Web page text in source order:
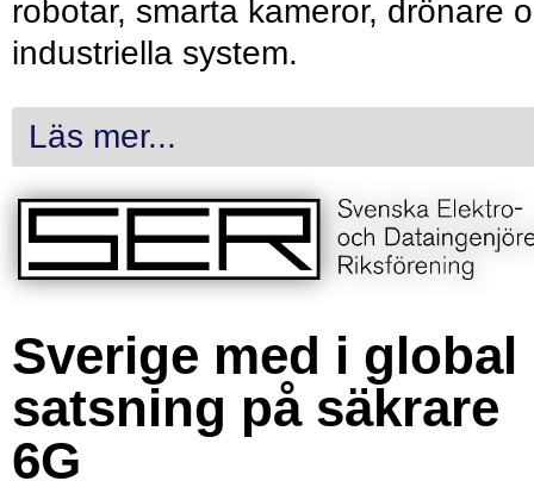
robotar, smarta kameror, drönare
industriella system.
Läs mer...
Sverige med i global
satsning på säkrare
6G